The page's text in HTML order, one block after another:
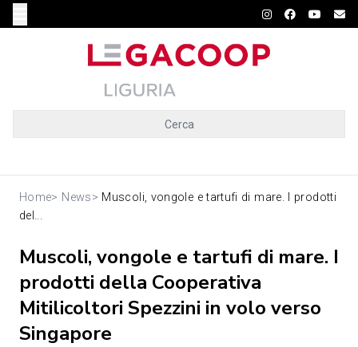
Cerca
Home> News> Muscoli, vongole e tartufi di mare. I prodotti
del...
Muscoli, vongole e tartufi di mare. I
prodotti della Cooperativa
Mitilicoltori Spezzini in volo verso
Singapore